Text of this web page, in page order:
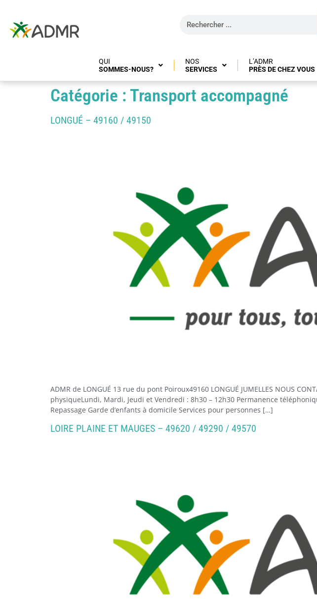
QUI
SOMMES-NOUS?
NOS
SERVICES
L’ADMR
PRÈS DE CHEZ VOUS
Catégorie : Transport accompagné
LONGUÉ – 49160 / 49150
ADMR de LONGUÉ 13 rue du pont Poiroux49160 LONGUÉ JUMELLES NOUS
physiqueLundi, Mardi, Jeudi et Vendredi : 8h30 – 12h30 Permanence
Repassage Garde d’enfants à domicile Services pour personnes […]
LOIRE PLAINE ET MAUGES – 49620 / 49290 / 49570